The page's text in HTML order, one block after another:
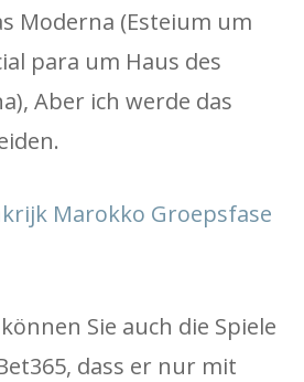
Moderna (Esteium um
para um Haus des
Aber ich werde das
Marokko Groepsfase
Sie auch die Spiele
dass er nur mit